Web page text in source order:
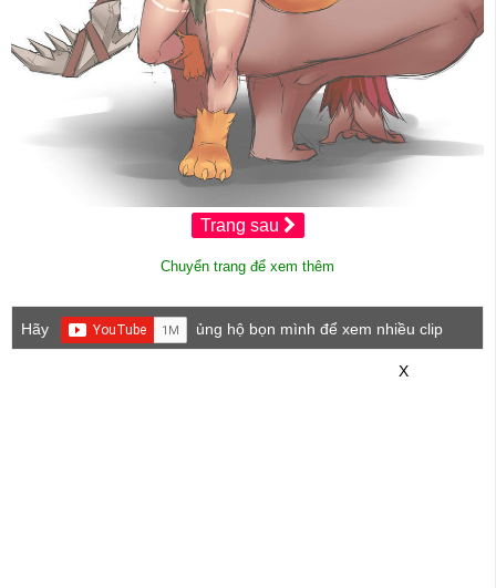
Trang sau
Chuyển trang để xem thêm
Hãy
ủng hộ bọn mình để xem nhiều clip
X